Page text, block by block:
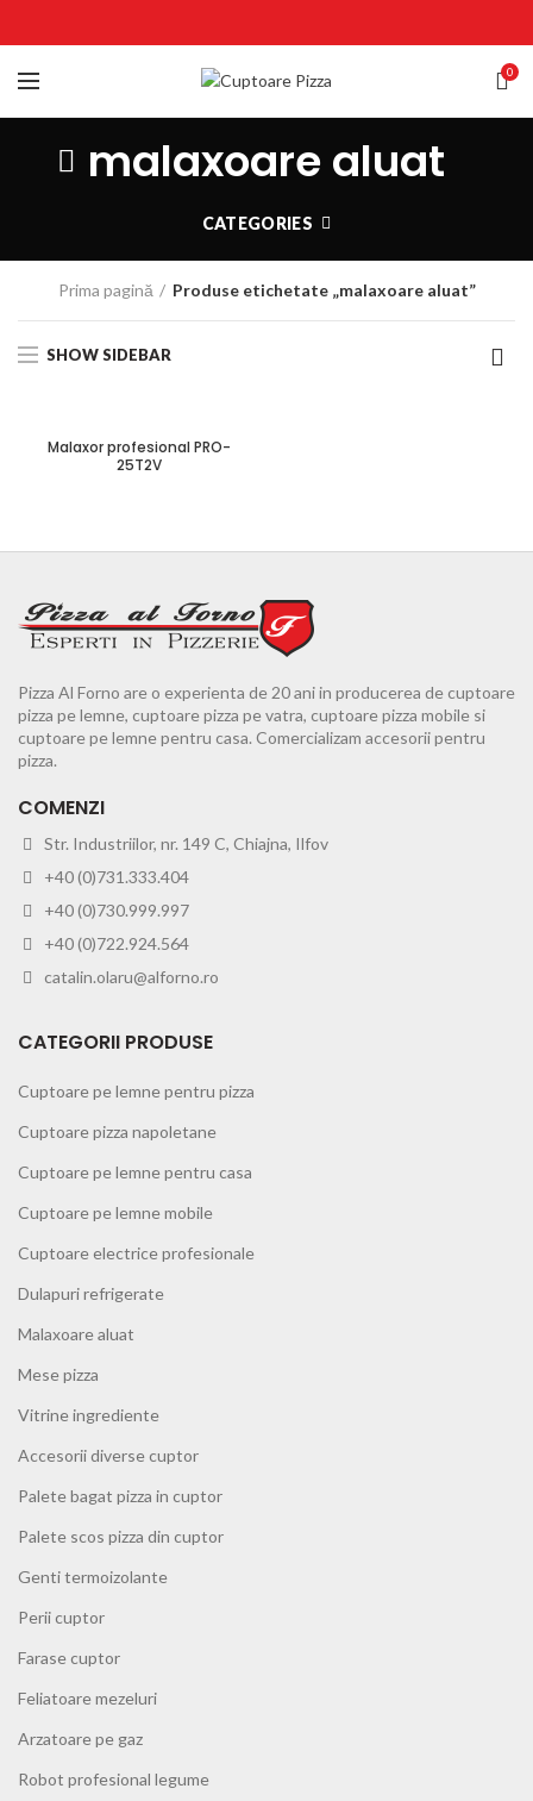
0
malaxoare aluat
CATEGORIES
Prima pagină Produse etichetate „malaxoare aluat”
SHOW SIDEBAR
Malaxor profesional PRO-
25T2V
Pizza Al Forno are o experienta de 20 ani in producerea de cuptoare
pizza pe lemne, cuptoare pizza pe vatra, cuptoare pizza mobile si
cuptoare pe lemne pentru casa. Comercializam accesorii pentru
pizza.
COMENZI
Str. Industriilor, nr. 149 C, Chiajna, Ilfov
+40 (0)731.333.404
+40 (0)730.999.997
+40 (0)722.924.564
catalin.olaru@alforno.ro
CATEGORII PRODUSE
Cuptoare pe lemne pentru pizza
Cuptoare pizza napoletane
Cuptoare pe lemne pentru casa
Cuptoare pe lemne mobile
Cuptoare electrice profesionale
Dulapuri refrigerate
Malaxoare aluat
Mese pizza
Vitrine ingrediente
Accesorii diverse cuptor
Palete bagat pizza in cuptor
Palete scos pizza din cuptor
Genti termoizolante
Perii cuptor
Farase cuptor
Feliatoare mezeluri
Arzatoare pe gaz
Robot profesional legume